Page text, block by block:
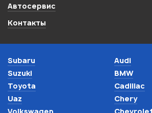
Автосервис
Контакты
Audi
BMW
Cadillac
Chery
Subaru
Suzuki
Toyota
Uaz